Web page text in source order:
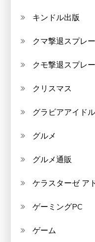
キンドル出版
クマ撃退スプレー
クモ撃退スプレー
クリスマス
グラビアアイドル
グルメ
グルメ通販
ケラスターゼ ア
ゲーミングPC
ゲーム